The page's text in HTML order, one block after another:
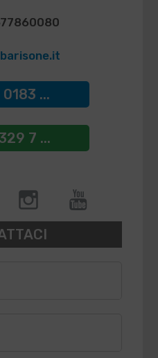
...
7 ...